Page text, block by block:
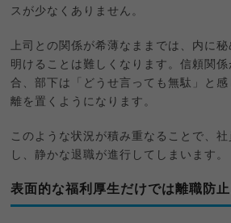
スが少なくありません。
上司との関係が希薄なままでは、内に
明けることは難しくなります。信頼関
合、部下は「どうせ言っても無駄」と
離を置くようになります。
このような状況が積み重なることで、
し、静かな退職が進行してしまいます。
表面的な福利厚生だけでは離職防